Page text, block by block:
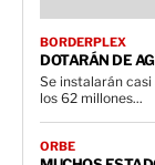
BORDERPLEX
DOTARÁN DE
Se instalarán
los 62 millones...
ORBE